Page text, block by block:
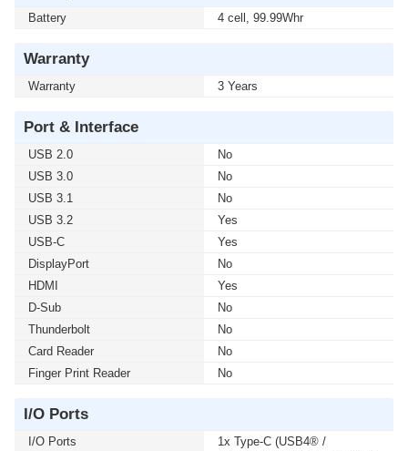
Battery 4 cell, 99.99Whr
Warranty
Warranty 3 Years
Port & Interface
USB 2.0
No
USB 3.0
No
USB 3.1
No
USB 3.2
Yes
USB-C
Yes
DisplayPort
No
HDMI
Yes
D-Sub
No
Thunderbolt
No
Card Reader
No
Finger Print Reader
No
I/O Ports
I/O Ports
1x Type-C (USB4® /